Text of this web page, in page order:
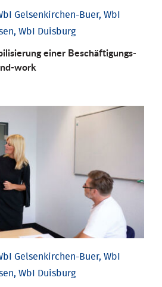
Gelsenkirchen-Buer, WbI
WbI Duisburg
einer Be­schäftigungs­
work
Gelsenkirchen-Buer, WbI
WbI Duisburg